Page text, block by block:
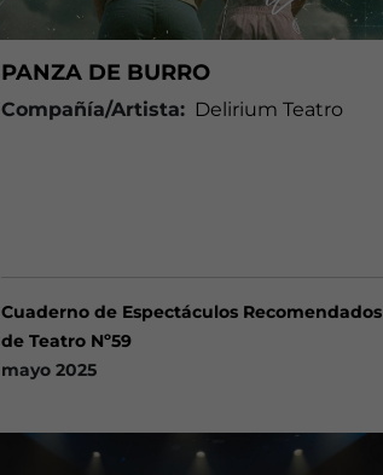
PANZA DE BURRO
Compañía/Artista: Delirium Teatro
Cuaderno de Espectáculos Recomendados
de Teatro Nº59
mayo 2025